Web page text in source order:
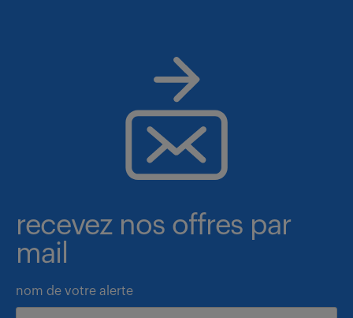
recevez nos offres par
mail
nom de votre alerte